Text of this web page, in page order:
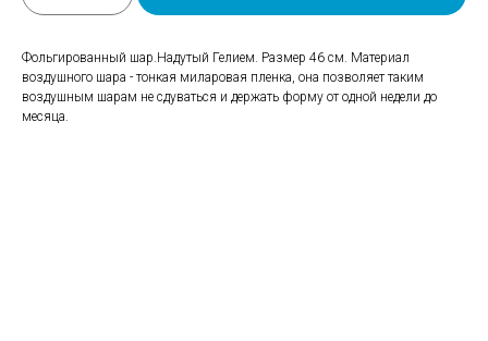
Фольгированный шар.Надутый Гелием. Размер 46 см. Материал
воздушного шара - тонкая миларовая пленка, она позволяет таким
воздушным шарам не сдуваться и держать форму от одной недели до
месяца.